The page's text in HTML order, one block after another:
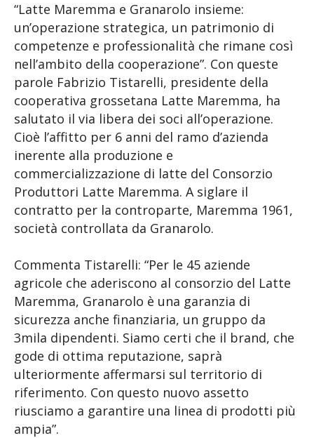
“Latte Maremma e Granarolo insieme:
un’operazione strategica, un patrimonio di
competenze e professionalità che rimane così
nell’ambito della cooperazione”. Con queste
parole Fabrizio Tistarelli, presidente della
cooperativa grossetana Latte Maremma, ha
salutato il via libera dei soci all’operazione.
Cioè l’affitto per 6 anni del ramo d’azienda
inerente alla produzione e
commercializzazione di latte del Consorzio
Produttori Latte Maremma. A siglare il
contratto per la controparte, Maremma 1961,
società controllata da Granarolo.
Commenta Tistarelli: “Per le 45 aziende
agricole che aderiscono al consorzio del Latte
Maremma, Granarolo è una garanzia di
sicurezza anche finanziaria, un gruppo da
3mila dipendenti. Siamo certi che il brand, che
gode di ottima reputazione, saprà
ulteriormente affermarsi sul territorio di
riferimento. Con questo nuovo assetto
riusciamo a garantire una linea di prodotti più
ampia”.